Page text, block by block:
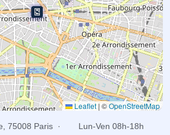
Leaflet|©OpenStreetMap
75008 Paris · Lun-Ven 08h-18h